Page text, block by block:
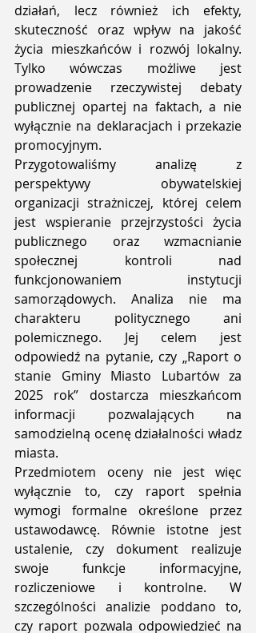
działań, lecz również ich efekty,
skuteczność oraz wpływ na jakość
życia mieszkańców i rozwój lokalny.
Tylko wówczas możliwe jest
prowadzenie rzeczywistej debaty
publicznej opartej na faktach, a nie
wyłącznie na deklaracjach i przekazie
promocyjnym.
Przygotowaliśmy analizę z
perspektywy obywatelskiej
organizacji strażniczej, której celem
jest wspieranie przejrzystości życia
publicznego oraz wzmacnianie
społecznej kontroli nad
funkcjonowaniem instytucji
samorządowych. Analiza nie ma
charakteru politycznego ani
polemicznego. Jej celem jest
odpowiedź na pytanie, czy „Raport o
stanie Gminy Miasto Lubartów za
2025 rok” dostarcza mieszkańcom
informacji pozwalających na
samodzielną ocenę działalności władz
miasta.
Przedmiotem oceny nie jest więc
wyłącznie to, czy raport spełnia
wymogi formalne określone przez
ustawodawcę. Równie istotne jest
ustalenie, czy dokument realizuje
swoje funkcje informacyjne,
rozliczeniowe i kontrolne. W
szczególności analizie poddano to,
czy raport pozwala odpowiedzieć na